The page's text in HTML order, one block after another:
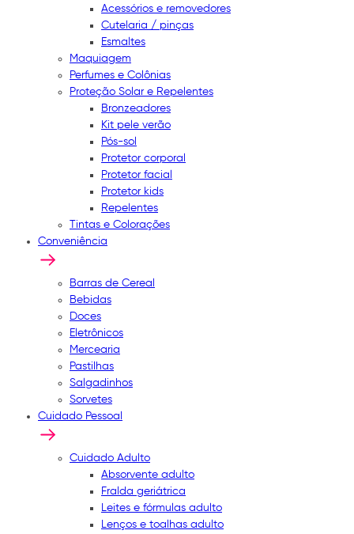
Acessórios e removedores
Cutelaria / pinças
Esmaltes
Maquiagem
Perfumes e Colônias
Proteção Solar e Repelentes
Bronzeadores
Kit pele verão
Pós-sol
Protetor corporal
Protetor facial
Protetor kids
Repelentes
Tintas e Colorações
Conveniência
Barras de Cereal
Bebidas
Doces
Eletrônicos
Mercearia
Pastilhas
Salgadinhos
Sorvetes
Cuidado Pessoal
Cuidado Adulto
Absorvente adulto
Fralda geriátrica
Leites e fórmulas adulto
Lenços e toalhas adulto